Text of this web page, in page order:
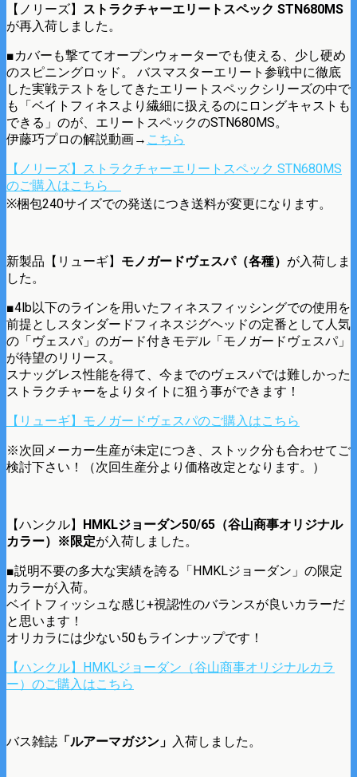
【ノリーズ】 ストラクチャーエリートスペック STN680MS
が再入荷しました。
■カバーも撃ててオープンウォーターでも使える、少し硬め
のスピニングロッド。 バスマスターエリート参戦中に徹底
した実戦テストをしてきたエリートスペックシリーズの中で
も「ベイトフィネスより繊細に扱えるのにロングキャストも
できる」のが、エリートスペックのSTN680MS。
伊藤巧プロの解説動画→ こちら
【ノリーズ】ストラクチャーエリートスペック STN680MS
のご購入はこちら
※梱包240サイズでの発送につき送料が変更になります。
新製品【リューギ】 モノガードヴェスパ（各種） が入荷しま
した。
■4lb以下のラインを用いたフィネスフィッシングでの使用を
前提としスタンダードフィネスジグヘッドの定番として人気
の「ヴェスパ」のガード付きモデル「モノガードヴェスパ」
が待望のリリース。
スナッグレス性能を得て、今までのヴェスパでは難しかった
ストラクチャーをよりタイトに狙う事ができます！
【リューギ】モノガードヴェスパのご購入はこちら
※次回メーカー生産が未定につき、ストック分も合わせてご
検討下さい！（次回生産分より価格改定となります。）
【ハンクル】 HMKLジョーダン50/65（谷山商事オリジナル
カラー）※限定が入荷しました。
■説明不要の多大な実績を誇る「HMKLジョーダン」の限定
カラーが入荷。
ベイトフィッシュな感じ+視認性のバランスが良いカラーだ
と思います！
オリカラには少ない50もラインナップです！
【ハンクル】HMKLジョーダン（谷山商事オリジナルカラ
ー）のご購入はこちら
バス雑誌 「ルアーマガジン」 入荷しました。